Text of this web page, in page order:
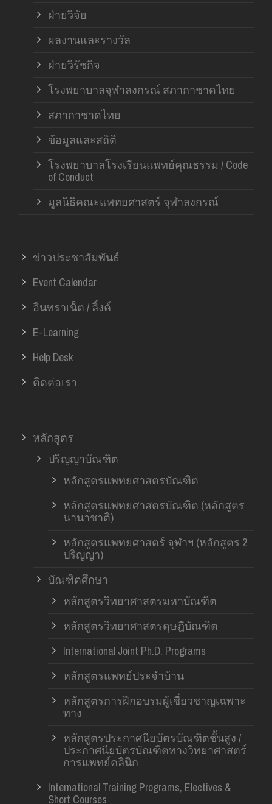
ฝ่ายวิจัย
ผลงานและรางวัล
ฝ่ายวิรัชกิจ
โรงพยาบาลจุฬาลงกรณ์ สภากาชาดไทย
สภากาชาดไทย
ข้อมูลและสถิติ
โรงพยาบาลโรงเรียนแพทย์คุณธรรม / Code
of Conduct
มูลนิธิคณะแพทยศาสตร์ จุฬาลงกรณ์
ข่าวประชาสัมพันธ์
Event Calendar
อินทราเน็ต / ลิ้งค์
E-Learning
Help Desk
ติดต่อเรา
หลักสูตร
ปริญญาบัณฑิต
หลักสูตรแพทยศาสตรบัณฑิต
หลักสูตรแพทยศาสตรบัณฑิต (หลักสูตร
นานาชาติ)
หลักสูตรแพทยศาสตร์ จุฬาฯ (หลักสูตร 2
ปริญญา)
บัณฑิตศึกษา
หลักสูตรวิทยาศาสตรมหาบัณฑิต
หลักสูตรวิทยาศาสตรดุษฎีบัณฑิต
International Joint Ph.D. Programs
หลักสูตรแพทย์ประจำบ้าน
หลักสูตรการฝึกอบรมผู้เชี่ยวชาญเฉพาะ
ทาง
หลักสูตรประกาศนียบัตรบัณฑิตชั้นสูง /
ประกาศนียบัตรบัณฑิตทางวิทยาศาสตร์
การแพทย์คลินิก
International Training Programs, Electives &
Short Courses